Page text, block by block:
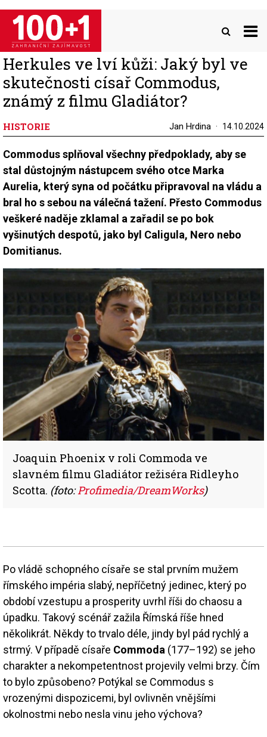
Přejít
hlavnímu
obsahu
Herkules ve lví kůži: Jaký byl ve
skutečnosti císař Commodus,
známý z filmu Gladiátor?
HISTORIE Jan Hrdina 14.10.2024
Commodus splňoval všechny předpoklady, aby se
stal důstojným nástupcem svého otce Marka
Aurelia, který syna od počátku připravoval na vládu a
bral ho s sebou na válečná tažení. Přesto Commodus
veškeré naděje zklamal a zařadil se po bok
vyšinutých despotů, jako byl Caligula, Nero nebo
Domitianus.
Joaquin Phoenix v roli Commoda ve
slavném filmu Gladiátor režiséra Ridleyho
Scotta. (foto:Profimedia/DreamWorks)
Po vládě schopného císaře se stal prvním mužem
římského impéria slabý, nepříčetný jedinec, který po
období vzestupu a prosperity uvrhl říši do chaosu a
úpadku. Takový scénář zažila Římská říše hned
několikrát. Někdy to trvalo déle, jindy byl pád rychlý a
strmý. V případě císaře Commoda (177–192) se jeho
charakter a nekompetentnost projevily velmi brzy. Čím
to bylo způsobeno? Potýkal se Commodus s
vrozenými dispozicemi, byl ovlivněn vnějšími
okolnostmi nebo nesla vinu jeho výchova?